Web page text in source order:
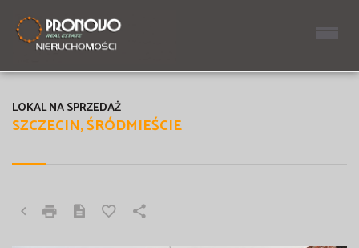
SZCZECIN, ŚRÓDMIEŚCIE
LOKAL NA SPRZEDAŻ